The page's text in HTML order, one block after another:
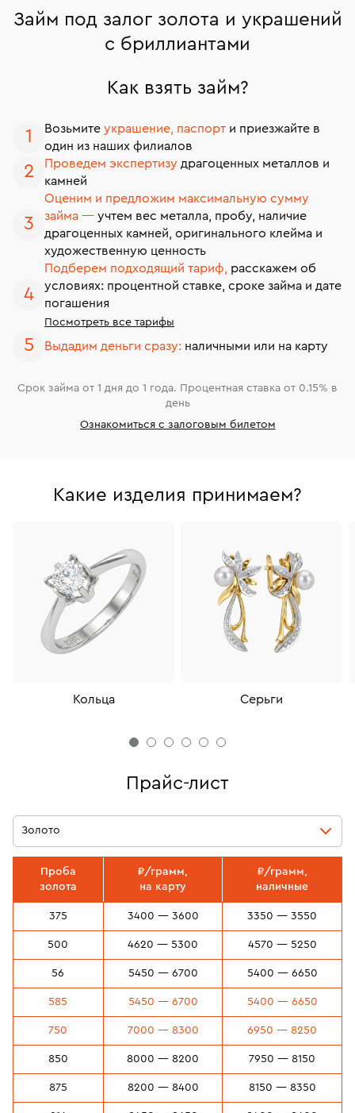
Займ под залог золота и украшений
с бриллиантами
Как взять займ?
Возьмите украшение, паспорт и приезжайте в
один из наших филиалов
Проведем экспертизу драгоценных металлов и
камней
Оценим и предложим максимальную сумму
займа — учтем вес металла, пробу, наличие
драгоценных камней, оригинального клейма и
художественную ценность
Подберем подходящий тариф,
расскажем об
условиях: процентной ставке, сроке займа и дате
погашения
Посмотреть все тарифы
Выдадим деньги сразу: наличными или на карту
Срок займа от 1 дня до 1 года. Процентная ставка от 0.15% в
день
Ознакомиться с залоговым билетом
Какие изделия принимаем?
Кольца Серьги
Прайс-лист
Золото
Проба
золота
₽/грамм,
на карту
₽/грамм,
наличные
375 3400 — 3600 3350 — 3550
500 4620 — 5300 4570 — 5250
56 5450 — 6700 5400 — 6650
585 5450 — 6700 5400 — 6650
750 7000 — 8300 6950 — 8250
850 8000 — 8200 7950 — 8150
875 8200 — 8400 8150 — 8350